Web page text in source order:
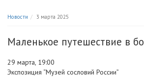
Новости 3 марта 2025
Маленькое путешествие в
29 марта, 19:00
Экспозиция “Музей сословий России”